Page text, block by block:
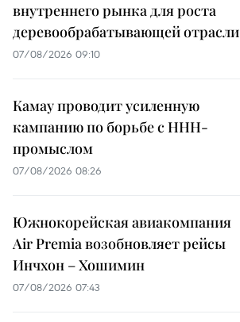
внутреннего рынка для роста
деревообрабатывающей отрасли
07/08/2026 09:10
Камау проводит усиленную
кампанию по борьбе с ННН-
промыслом
07/08/2026 08:26
Южнокорейская авиакомпания
Air Premia возобновляет рейсы
Инчхон – Хошимин
07/08/2026 07:43